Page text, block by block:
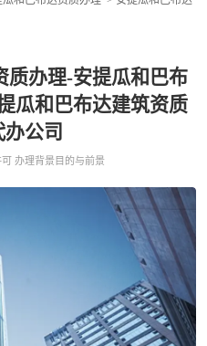
质办理-安提瓜和巴布
瓜和巴布达建筑资质
公司
办理背景目的与前景